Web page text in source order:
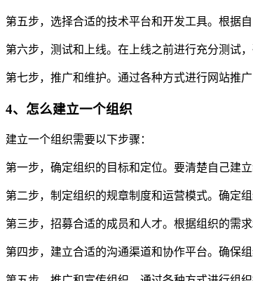
第五步，选择合适的技术平台和开发工具。根据
第六步，测试和上线。在上线之前进行充分测试
第七步，推广和维护。通过各种方式进行网站推
4、怎么建立一个组织
建立一个组织需要以下步骤：
第一步，确定组织的目标和定位。要清楚自己建
第二步，制定组织的规章制度和运营模式。确定
第三步，招募合适的成员和人才。根据组织的需
第四步，建立合适的沟通渠道和协作平台。确保